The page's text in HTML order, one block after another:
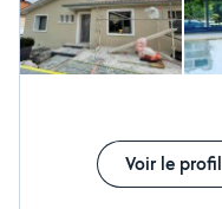
Voir le profil